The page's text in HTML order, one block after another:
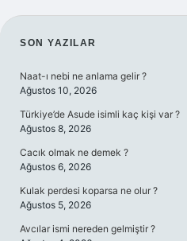
SIDEBAR
SON YAZILAR
Naat-ı nebi ne anlama gelir ?
Ağustos 10, 2026
Türkiye’de Asude isimli kaç kişi var ?
Ağustos 8, 2026
Cacık olmak ne demek ?
Ağustos 6, 2026
Kulak perdesi koparsa ne olur ?
Ağustos 5, 2026
Avcılar ismi nereden gelmiştir ?